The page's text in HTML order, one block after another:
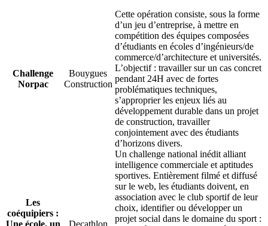
Challenge
Norpac
Bouygues
Construction
Cette opération consiste, sous la forme
d’un jeu d’entreprise, à mettre en
compétition des équipes composées
d’étudiants en écoles d’ingénieurs/de
commerce/d’architecture et universités.
L’objectif : travailler sur un cas concret
pendant 24H avec de fortes
problématiques techniques,
s’approprier les enjeux liés au
développement durable dans un projet
de construction, travailler
conjointement avec des étudiants
d’horizons divers.
Les
coéquipiers :
Un challenge national inédit alliant
intelligence commerciale et aptitudes
sportives. Entièrement filmé et diffusé
sur le web, les étudiants doivent, en
association avec le club sportif de leur
choix, identifier ou développer un
projet social dans le domaine du sport :